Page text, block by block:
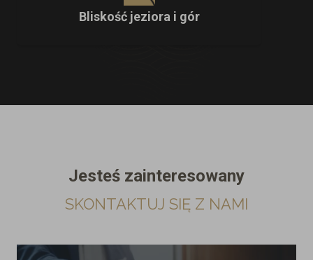
Bliskość jeziora i gór
Jesteś zainteresowany
SKONTAKTUJ SIĘ Z NAMI